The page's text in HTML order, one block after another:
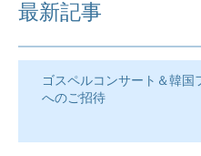
最新記事
ゴスペルコンサート＆韓国
へのご招待